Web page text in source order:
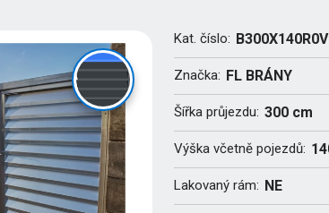
Kat. číslo:
Značka: FL BRÁNY
Šířka průjezdu: 300 cm
Výška včetně pojezdů:
Lakovaný rám: NE